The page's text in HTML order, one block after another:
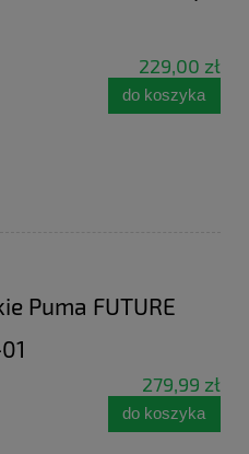
229,00 zł
do koszyka
Puma FUTURE
279,99 zł
do koszyka